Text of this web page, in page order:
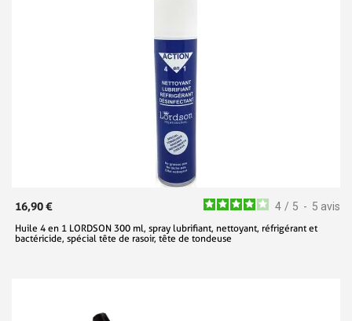
4 / 5 - 5 avis
16,90 €
Huile 4 en 1 LORDSON 300 ml, spray lubrifiant, nettoyant, réfrigérant et
bactéricide, spécial tête de rasoir, tête de tondeuse